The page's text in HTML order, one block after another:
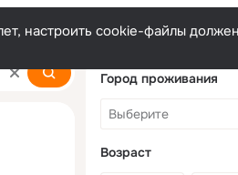
настроить cookie-файлы
Город проживания
Возраст